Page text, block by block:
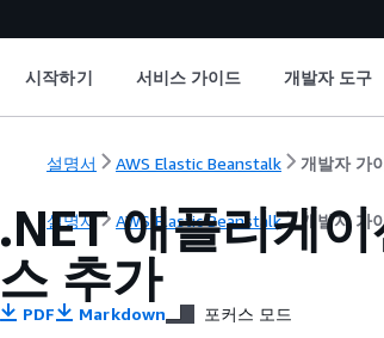
시작하기 서비스 가이드 개발자 도구
설명서 AWS Elastic Beanstalk 개발자 가
설명서 AWS Elastic Beanstalk 개발자 가
.NET 애플리케
스 추가
PDF Markdown 포커스 모드